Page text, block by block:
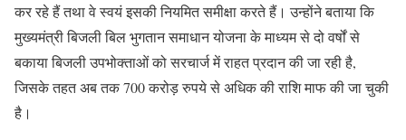
कर रहे हैं तथा वे स्वयं इसकी नियमित समीक्षा करते हैं। उन्होंने बताया कि
मुख्यमंत्री बिजली बिल भुगतान समाधान योजना के माध्यम से दो वर्षों से
बकाया बिजली उपभोक्ताओं को सरचार्ज में राहत प्रदान की जा रही है,
जिसके तहत अब तक 700 करोड़ रुपये से अधिक की राशि माफ की जा चुकी
है।